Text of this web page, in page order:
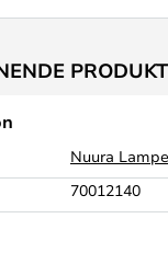
Nuura
70012140